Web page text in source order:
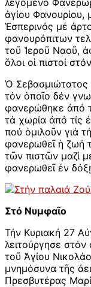
ἁγίου
Ἑσπερινός μέ
φανουρόπιτων
τοῦ Ἱεροῦ Ναοῦ,
ὅλοι οἱ πιστοί
Ὁ Σεβασμιώτατος
τόν ὁποῖο δέν
φανερώθηκε ἀπό
τά χωρία ἀπό τίς
πού ὁμιλοῦν γιά
φανερωθεῖ ἡ ζωή
τῶν πιστῶν μαζί
φανερωθεῖ ἐν
Στό Νυμφαῖο
Τήν Κυριακή 27
λειτούργησε
τοῦ Ἁγίου
μνημόσυνα τῆς
Πρεσβυτέρας